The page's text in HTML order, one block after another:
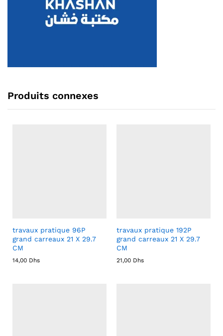
Produits connexes
travaux pratique 96P
grand carreaux 21 X 29.7
CM
14,00 Dhs
travaux pratique 192P
grand carreaux 21 X 29.7
CM
21,00 Dhs